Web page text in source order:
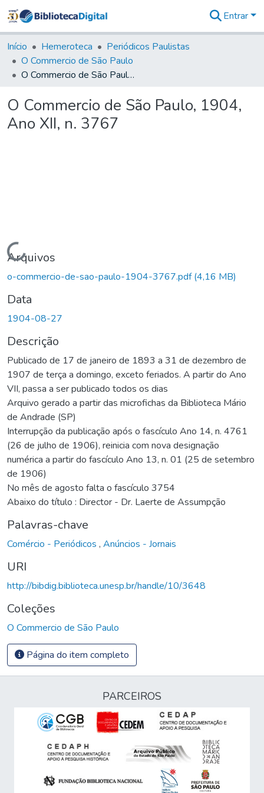
&
Coleções
Tudo na
Biblioteca
Estatísticas
Entrar
Início Hemeroteca
Periódicos Paulistas
O Commercio de São Paulo
O Commercio de São Paulo, 1904, Ano XII, n. 3767
O Commercio de São Paulo, 1904,
Ano XII, n. 3767
Carregando...
Arquivos
o-commercio-de-sao-paulo-1904-3767.pdf(4,16 MB)
Data
1904-08-27
Descrição
Publicado de 17 de janeiro de 1893 a 31 de dezembro de
1907 de terça a domingo, exceto feriados. A partir do Ano
VII, passa a ser publicado todos os dias
Arquivo gerado a partir das microfichas da Biblioteca Mário
de Andrade (SP)
Interrupção da publicação após o fascículo Ano 14, n. 4761
(26 de julho de 1906), reinicia com nova designação
numérica a partir do fascículo Ano 13, n. 01 (25 de setembro
de 1906)
No mês de agosto falta o fascículo 3754
Abaixo do título : Director - Dr. Laerte de Assumpção
Palavras-chave
Comércio - Periódicos , Anúncios - Jornais
URI
http://bibdig.biblioteca.unesp.br/handle/10/3648
Coleções
O Commercio de São Paulo
Página do item completo
PARCEIROS